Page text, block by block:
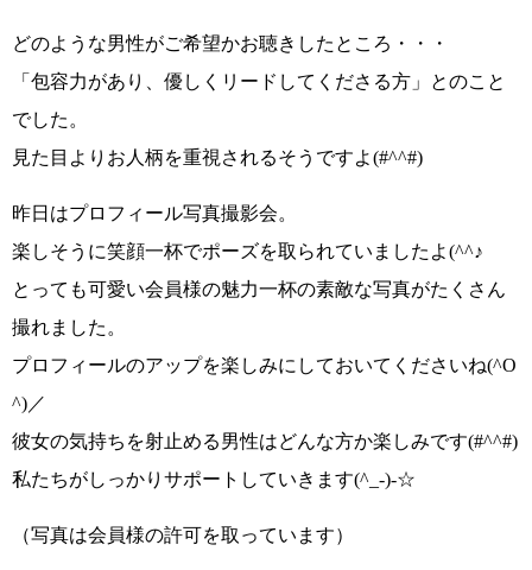
どのような男性がご希望かお聴きしたところ・・・
「包容力があり、優しくリードしてくださる方」
とのこと
でした。
見た目よりお人柄を重視されるそうですよ(#^^#)
昨日はプロフィール写真撮影会。
楽しそうに笑顔一杯でポーズを取られていましたよ(^^♪
とっても可愛い会員様の魅力一杯の素敵な写真がたくさん
撮れました。
プロフィールのアップを楽しみにしておいてくださいね(^O
^)／
彼女の気持ちを射止める男性はどんな方か楽しみです(#^^#)
私たちがしっかりサポートしていきます(^_-)-☆
（写真は会員様の許可を取っています）